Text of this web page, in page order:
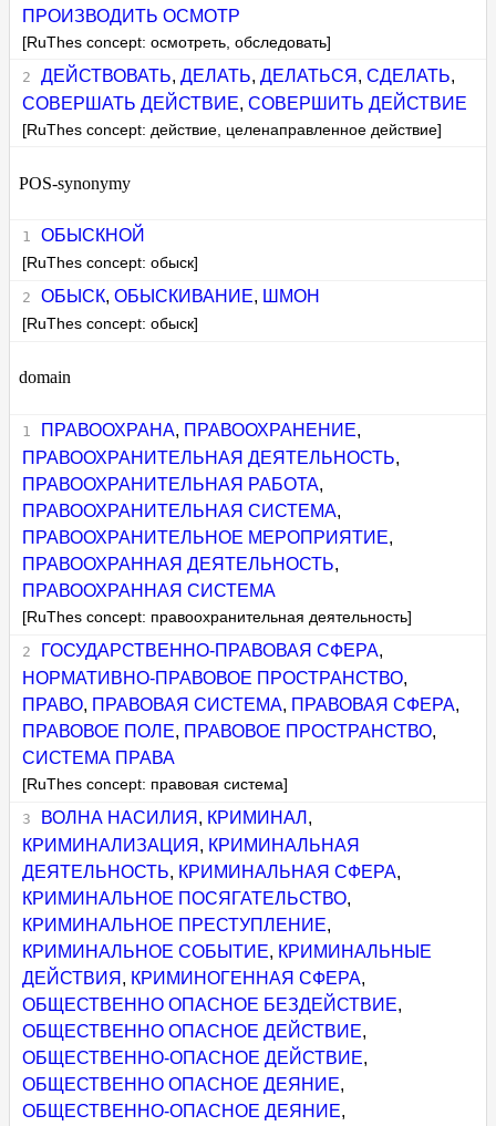
ПРОИЗВОДИТЬ ОСМОТР
[RuThes concept: осмотреть, обследовать]
ДЕЙСТВОВАТЬ, ДЕЛАТЬ, ДЕЛАТЬСЯ , СДЕЛАТЬ,
СОВЕРШАТЬ ДЕЙСТВИЕ,СОВЕРШИТЬ ДЕЙСТВИЕ
[RuThes concept: действие, целенаправленное действие]
POS-synonymy
ОБЫСКНОЙ
[RuThes concept: обыск]
ОБЫСК, ОБЫСКИВАНИЕ, ШМОН
[RuThes concept: обыск]
domain
ПРАВООХРАНА, ПРАВООХРАНЕНИЕ,
ПРАВООХРАНИТЕЛЬНАЯ ДЕЯТЕЛЬНОСТЬ,
ПРАВООХРАНИТЕЛЬНАЯ РАБОТА,
ПРАВООХРАНИТЕЛЬНАЯ СИСТЕМА,
ПРАВООХРАНИТЕЛЬНОЕ МЕРОПРИЯТИЕ,
ПРАВООХРАННАЯ ДЕЯТЕЛЬНОСТЬ,
ПРАВООХРАННАЯ СИСТЕМА
[RuThes concept: правоохранительная деятельность]
ГОСУДАРСТВЕННО-ПРАВОВАЯ СФЕРА,
НОРМАТИВНО-ПРАВОВОЕ ПРОСТРАНСТВО,
ПРАВО, ПРАВОВАЯ СИСТЕМА, ПРАВОВАЯ СФЕРА,
ПРАВОВОЕ ПОЛЕ, ПРАВОВОЕ ПРОСТРАНСТВО,
СИСТЕМА ПРАВА
[RuThes concept: правовая система]
ВОЛНА НАСИЛИЯ , КРИМИНАЛ ,
КРИМИНАЛИЗАЦИЯ , КРИМИНАЛЬНАЯ
ДЕЯТЕЛЬНОСТЬ, КРИМИНАЛЬНАЯ СФЕРА,
КРИМИНАЛЬНОЕ ПОСЯГАТЕЛЬСТВО,
КРИМИНАЛЬНОЕ ПРЕСТУПЛЕНИЕ,
КРИМИНАЛЬНОЕ СОБЫТИЕ, КРИМИНАЛЬНЫЕ
ДЕЙСТВИЯ , КРИМИНОГЕННАЯ СФЕРА,
ОБЩЕСТВЕННО ОПАСНОЕ БЕЗДЕЙСТВИЕ,
ОБЩЕСТВЕННО ОПАСНОЕ ДЕЙСТВИЕ,
ОБЩЕСТВЕННО-ОПАСНОЕ ДЕЙСТВИЕ,
ОБЩЕСТВЕННО ОПАСНОЕ ДЕЯНИЕ,
ОБЩЕСТВЕННО-ОПАСНОЕ ДЕЯНИЕ,